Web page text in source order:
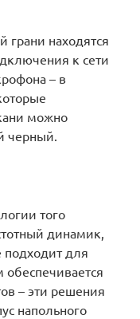
грани находятся
к сети
– в
можно
черный.
того
динамик,
подходит для
– эти решения
напольного